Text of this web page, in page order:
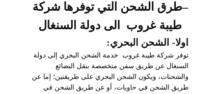
–طرق الشحن التي توفرها شركة
طيبة غروب الى دولة السنغال
اولا- الشحن البحري:
توفر شركة طيبة غروب خدمة الشحن البحري إلى دولة
السنغال عن طريق سفن متخصصة بنقل البضائع
والشحنات، ويكون الشحن البحري على طريقتين؛ إما عن
طريق الشحن في حاويات، أو عن طريق الشحن في